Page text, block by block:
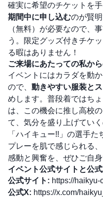
確実に希望のチケットを
期間中に申し込むのが賢
（無料）が必要なので、
う。限定グッズ付きチケ
る暇はありません！
ご来場にあたっての私か
イベントにはカラダを動
ので、 動きやすい服装と
めします。普段着ではち
は、この機会に推し高校
て、気分を盛り上げてい
「ハイキュー!!」の選手
プレーを肌で感じられる
感動と興奮を、ぜひご自
イベント公式サイトと公
公式サイト: https://haikyu-
公式X: https://x.com/